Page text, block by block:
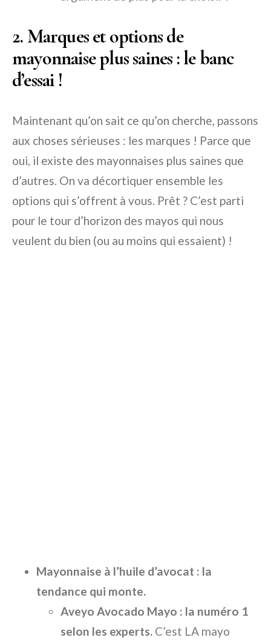
2. Marques et options de
mayonnaise plus saines : le banc
d’essai !
Maintenant qu’on sait ce qu’on cherche, passons
aux choses sérieuses : les marques ! Parce que
oui, il existe des mayonnaises plus saines que
d’autres. On va décortiquer ensemble les
options qui s’offrent à vous. Prêt ? C’est parti
pour le tour d’horizon des mayos qui nous
veulent du bien (ou au moins qui essaient) !
Mayonnaise à l’huile d’avocat : la
tendance qui monte.
Aveyo Avocado Mayo : la numéro 1
selon les experts. C’est LA mayo